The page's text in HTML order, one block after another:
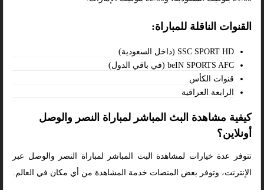
القنوات الناقلة للمباراة:
SSC SPORT HD (داخل السعودية)
beIN SPORTS AFC (في باقي الدول)
قنوات الكأس
الرابعة العراقية
كيفية مشاهدة البث المباشر لمباراة النصر والوصل
أونلاين؟
تتوفر عدة خيارات لمشاهدة البث المباشر لمباراة النصر والوصل عبر
الإنترنت، وتوفر بعض المنصات خدمة المشاهدة من أي مكان في العالم.